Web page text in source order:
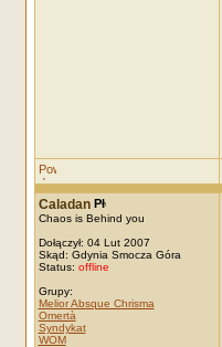
Caladan
Chaos is Behind you
Dołączył: 04 Lut 2007
Skąd: Gdynia Smocza Góra
Status: offline
Grupy:
Melior Absque Chrisma
Omertà
Syndykat
WOM